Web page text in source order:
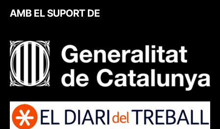
AMB EL SUPORT DE